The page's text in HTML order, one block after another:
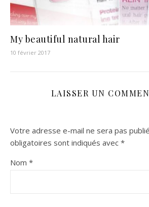
My beautiful natural hair
10 février 2017
LAISSER UN
Votre adresse e-mail ne sera pas
obligatoires sont indiqués avec *
Nom *